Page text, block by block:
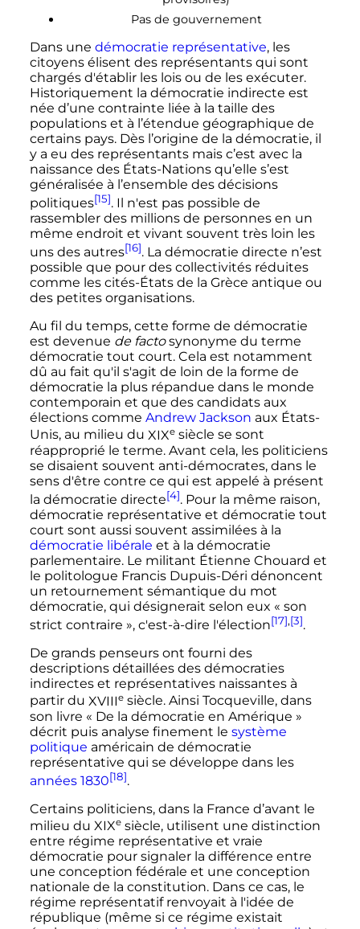
Pas de gouvernement
Dans une démocratie représentative, les
citoyens élisent des représentants qui sont
chargés d'établir les lois ou de les exécuter.
Historiquement la démocratie indirecte est
née d’une contrainte liée à la taille des
populations et à l’étendue géographique de
certains pays. Dès l’origine de la démocratie, il
y a eu des représentants mais c’est avec la
naissance des États-Nations qu’elle s’est
généralisée à l’ensemble des décisions
politiques[15]. Il n'est pas possible de
rassembler des millions de personnes en un
même endroit et vivant souvent très loin les
uns des autres[16]. La démocratie directe n’est
possible que pour des collectivités réduites
comme les cités-États de la Grèce antique ou
des petites organisations.
Au fil du temps, cette forme de démocratie
est devenue de factosynonyme du terme
démocratie tout court. Cela est notamment
dû au fait qu'il s'agit de loin de la forme de
démocratie la plus répandue dans le monde
contemporain et que des candidats aux
élections comme Andrew Jackson aux États-
Unis, au milieu du XIXe siècle se sont
réapproprié le terme. Avant cela, les politiciens
se disaient souvent anti-démocrates, dans le
sens d'être contre ce qui est appelé à présent
la démocratie directe[4]. Pour la même raison,
démocratie représentative et démocratie tout
court sont aussi souvent assimilées à la
démocratie libérale et à la démocratie
parlementaire. Le militant Étienne Chouard et
le politologue Francis Dupuis-Déri dénoncent
un retournement sémantique du mot
démocratie, qui désignerait selon eux « son
strict contraire », c'est-à-dire l'élection[17],[3].
De grands penseurs ont fourni des
descriptions détaillées des démocraties
indirectes et représentatives naissantes à
partir du XVIIIe siècle. Ainsi Tocqueville, dans
son livre « De la démocratie en Amérique »
décrit puis analyse finement le système
politique américain de démocratie
représentative qui se développe dans les
années 1830[18].
Certains politiciens, dans la France d’avant le
milieu du XIXe siècle, utilisent une distinction
entre régime représentative et vraie
démocratie pour signaler la différence entre
une conception fédérale et une conception
nationale de la constitution. Dans ce cas, le
régime représentatif renvoyait à l'idée de
république (même si ce régime existait